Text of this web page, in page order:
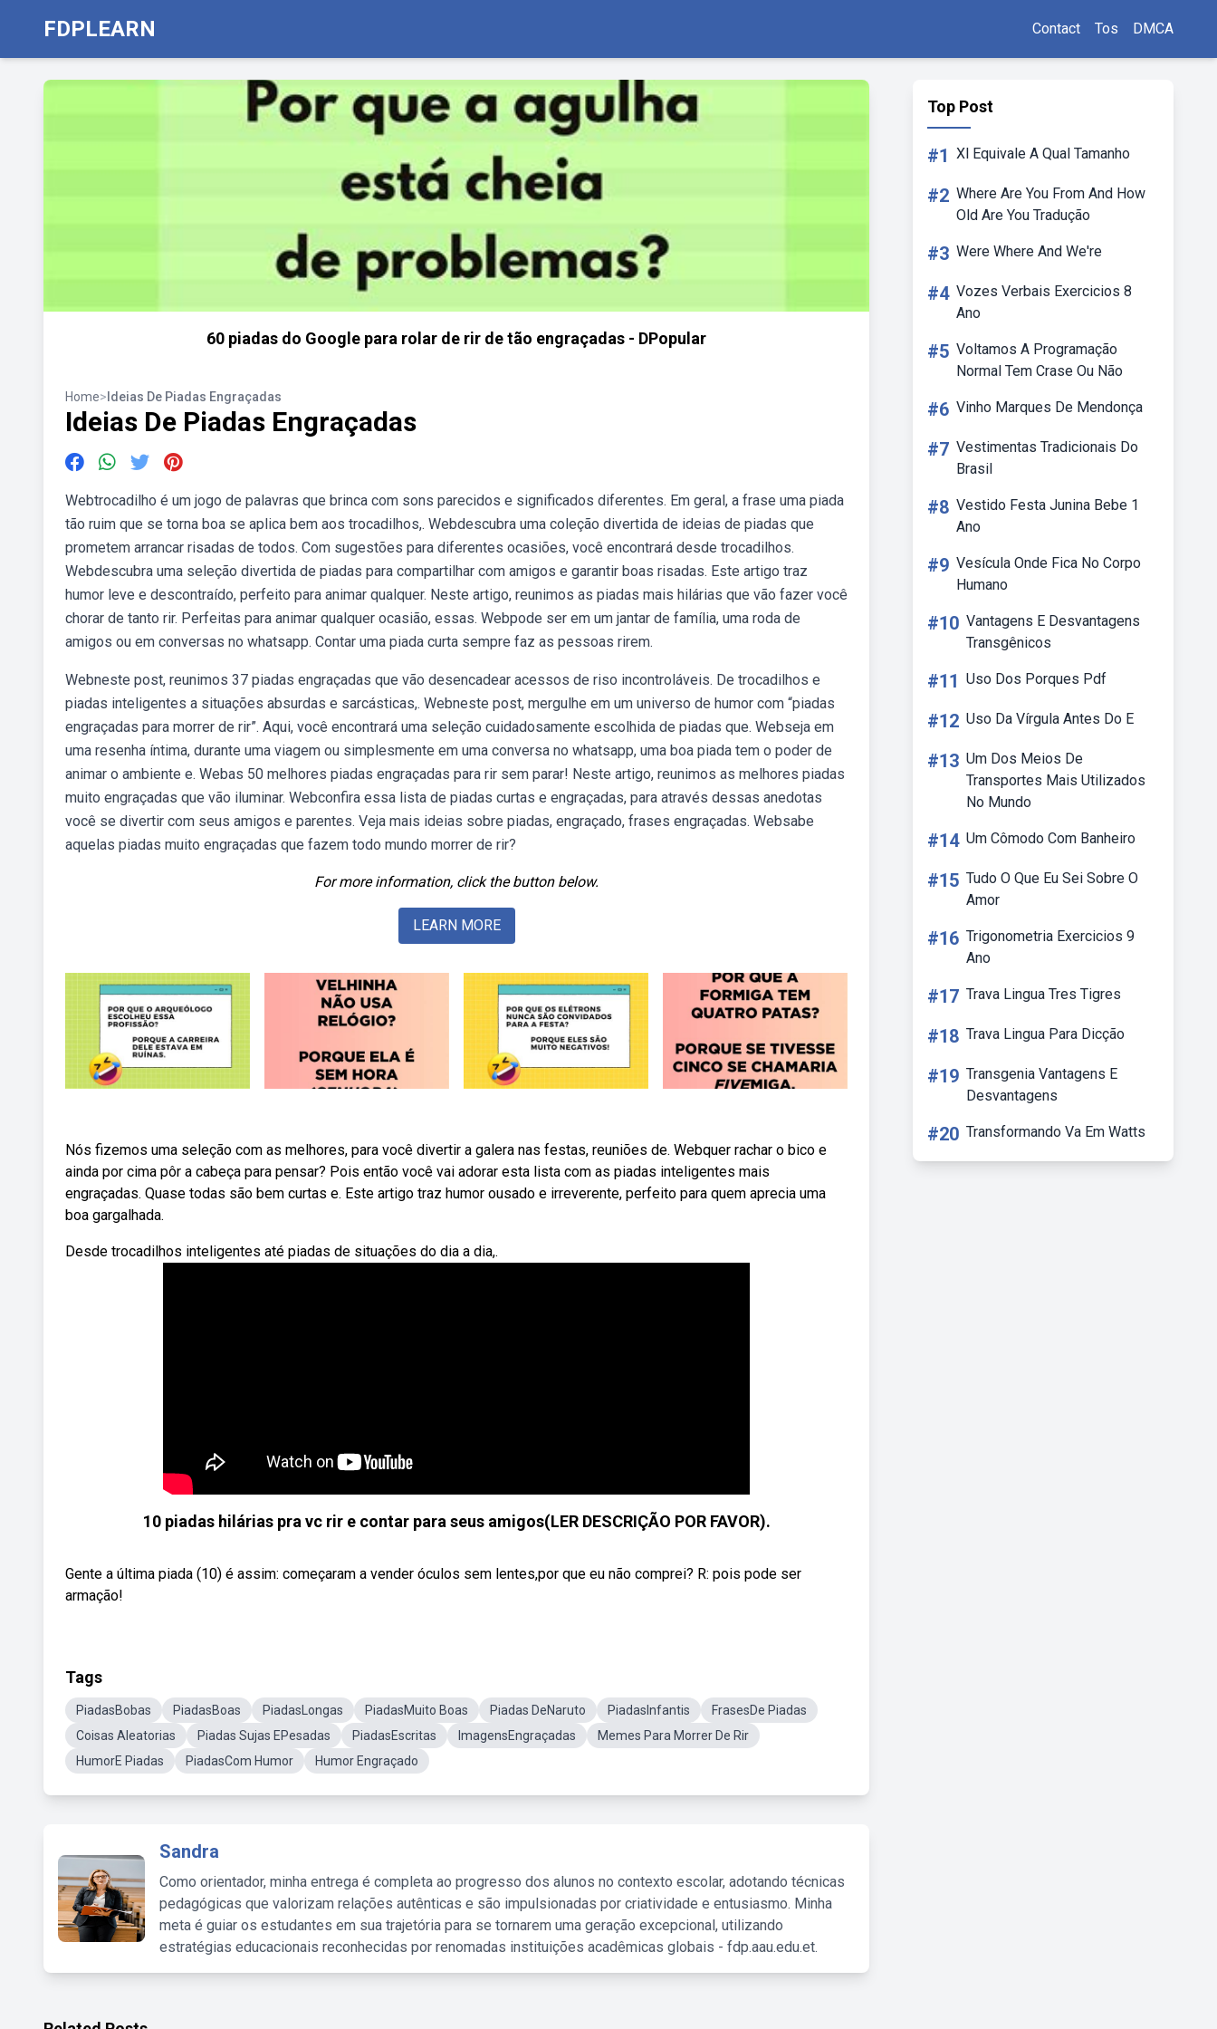
FDPLEARN Contact Tos DMCA
60 piadas do Google para rolar de rir de tão engraçadas - DPopular
Home> Ideias De Piadas Engraçadas
Ideias De Piadas Engraçadas
Webtrocadilho é um jogo de palavras que brinca com sons parecidos e significados diferentes. Em geral, a frase uma piada
tão ruim que se torna boa se aplica bem aos trocadilhos,. Webdescubra uma coleção divertida de ideias de piadas que
prometem arrancar risadas de todos. Com sugestões para diferentes ocasiões, você encontrará desde trocadilhos.
Webdescubra uma seleção divertida de piadas para compartilhar com amigos e garantir boas risadas. Este artigo traz
humor leve e descontraído, perfeito para animar qualquer. Neste artigo, reunimos as piadas mais hilárias que vão fazer você
chorar de tanto rir. Perfeitas para animar qualquer ocasião, essas. Webpode ser em um jantar de família, uma roda de
amigos ou em conversas no whatsapp. Contar uma piada curta sempre faz as pessoas rirem.
Webneste post, reunimos 37 piadas engraçadas que vão desencadear acessos de riso incontroláveis. De trocadilhos e
piadas inteligentes a situações absurdas e sarcásticas,. Webneste post, mergulhe em um universo de humor com “piadas
engraçadas para morrer de rir”. Aqui, você encontrará uma seleção cuidadosamente escolhida de piadas que. Webseja em
uma resenha íntima, durante uma viagem ou simplesmente em uma conversa no whatsapp, uma boa piada tem o poder de
animar o ambiente e. Webas 50 melhores piadas engraçadas para rir sem parar! Neste artigo, reunimos as melhores piadas
muito engraçadas que vão iluminar. Webconfira essa lista de piadas curtas e engraçadas, para através dessas anedotas
você se divertir com seus amigos e parentes. Veja mais ideias sobre piadas, engraçado, frases engraçadas. Websabe
aquelas piadas muito engraçadas que fazem todo mundo morrer de rir?
For more information, click the button below.
LEARN MORE
Nós fizemos uma seleção com as melhores, para você divertir a galera nas festas, reuniões de. Webquer rachar o bico e
ainda por cima pôr a cabeça para pensar? Pois então você vai adorar esta lista com as piadas inteligentes mais
engraçadas. Quase todas são bem curtas e. Este artigo traz humor ousado e irreverente, perfeito para quem aprecia uma
boa gargalhada.
Desde trocadilhos inteligentes até piadas de situações do dia a dia,.
10 piadas hilárias pra vc rir e contar para seus amigos(LER DESCRIÇÃO POR FAVOR).
Gente a última piada (10) é assim: começaram a vender óculos sem lentes,por que eu não comprei? R: pois pode ser
armação!
Tags
PiadasBobas PiadasBoas PiadasLongas PiadasMuito Boas Piadas DeNaruto PiadasInfantis
FrasesDe Piadas
Coisas Aleatorias
Piadas Sujas EPesadas PiadasEscritas ImagensEngraçadas
Memes Para Morrer De Rir
HumorE Piadas
PiadasCom Humor Humor Engraçado
Sandra
Como orientador, minha entrega é completa ao progresso dos alunos no contexto escolar, adotando técnicas
pedagógicas que valorizam relações autênticas e são impulsionadas por criatividade e entusiasmo. Minha
meta é guiar os estudantes em sua trajetória para se tornarem uma geração excepcional, utilizando
estratégias educacionais reconhecidas por renomadas instituições acadêmicas globais - fdp.aau.edu.et.
Top Post
#1 Xl Equivale A Qual Tamanho
#2 Where Are You From And How
Old Are You Tradução
#3 Were Where And We're
#4 Vozes Verbais Exercicios 8
Ano
#5 Voltamos A Programação
Normal Tem Crase Ou Não
#6 Vinho Marques De Mendonça
#7 Vestimentas Tradicionais Do
Brasil
#8 Vestido Festa Junina Bebe 1
Ano
#9 Vesícula Onde Fica No Corpo
Humano
#10 Vantagens E Desvantagens
Transgênicos
#11 Uso Dos Porques Pdf
#12 Uso Da Vírgula Antes Do E
#13 Um Dos Meios De
Transportes Mais Utilizados
No Mundo
#14 Um Cômodo Com Banheiro
#15 Tudo O Que Eu Sei Sobre O
Amor
#16 Trigonometria Exercicios 9
Ano
#17 Trava Lingua Tres Tigres
#18 Trava Lingua Para Dicção
#19 Transgenia Vantagens E
Desvantagens
#20 Transformando Va Em Watts